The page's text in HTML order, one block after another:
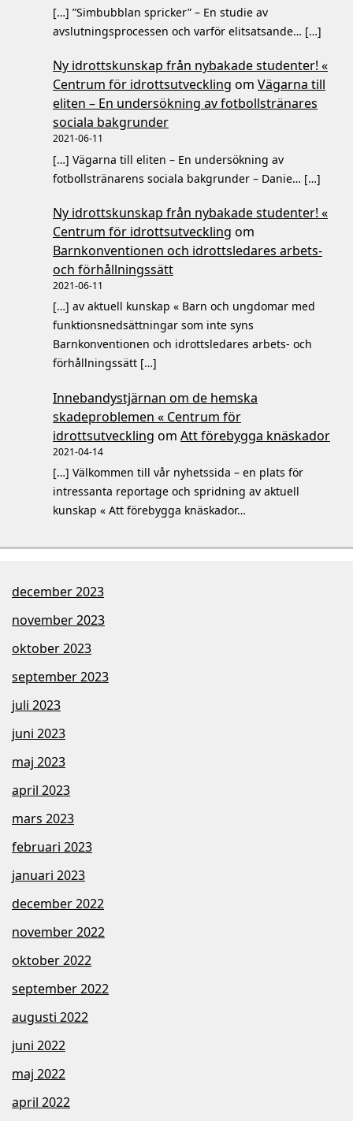
[…] ”Simbubblan spricker” – En studie av
avslutningsprocessen och varför elitsatsande… […]
Ny idrottskunskap från nybakade studenter! «
Centrum för idrottsutveckling om Vägarna till
eliten – En undersökning av fotbollstränares
sociala bakgrunder
2021-06-11
[…] Vägarna till eliten – En undersökning av
fotbollstränarens sociala bakgrunder – Danie… […]
Ny idrottskunskap från nybakade studenter! «
Centrum för idrottsutveckling om
Barnkonventionen och idrottsledares arbets-
och förhållningssätt
2021-06-11
[…] av aktuell kunskap « Barn och ungdomar med
funktionsnedsättningar som inte syns
Barnkonventionen och idrottsledares arbets- och
förhållningssätt […]
Innebandystjärnan om de hemska
skadeproblemen « Centrum för
idrottsutveckling om Att förebygga knäskador
2021-04-14
[…] Välkommen till vår nyhetssida – en plats för
intressanta reportage och spridning av aktuell
kunskap « Att förebygga knäskador…
december 2023
november 2023
oktober 2023
september 2023
juli 2023
juni 2023
maj 2023
april 2023
mars 2023
februari 2023
januari 2023
december 2022
november 2022
oktober 2022
september 2022
augusti 2022
juni 2022
maj 2022
april 2022